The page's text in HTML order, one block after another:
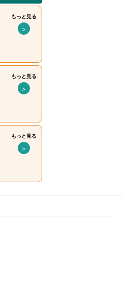
もっと見る
＞
もっと見る
＞
もっと見る
＞